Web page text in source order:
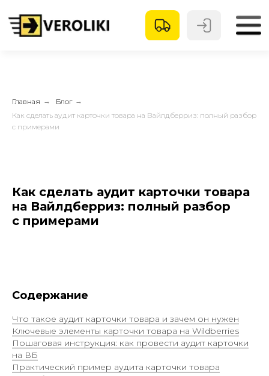
Главная → Блог →
Как сделать аудит карточки товара на Вайлдберриз: полный разбор
с примерами
Как сделать аудит карточки товара
на Вайлдберриз: полный разбор
с примерами
Содержание
Что такое аудит карточки товара и зачем он нужен
Ключевые элементы карточки товара на Wildberries
Пошаговая инструкция: как провести аудит карточки
на ВБ
Практический пример аудита карточки товара